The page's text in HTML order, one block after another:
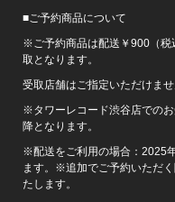
■ご予約商品について
※ご予約商品は配送￥900（税
取となります。
受取店舗はご指定いただけま
※タワーレコード渋谷店での
降となります。
※配送をご利用の場合：2025
ます。※追加でご予約いただ
たします。